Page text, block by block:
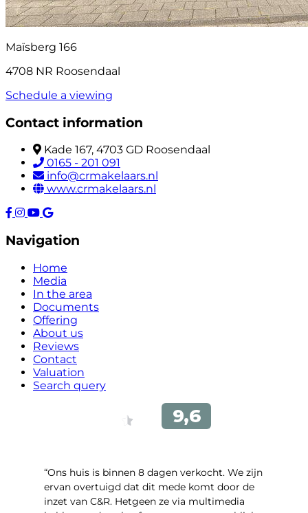
Maïsberg 166
4708 NR Roosendaal
Schedule a viewing
Contact information
Kade 167, 4703 GD Roosendaal
0165 - 201 091
info@crmakelaars.nl
www.crmakelaars.nl
Navigation
Home
Media
In the area
Documents
Offering
About us
Reviews
Contact
Valuation
Search query
“Ons huis is binnen 8 dagen verkocht. We zijn
ervan overtuigd dat dit mede komt door de
inzet van C&R. Hetgeen ze via multimedia